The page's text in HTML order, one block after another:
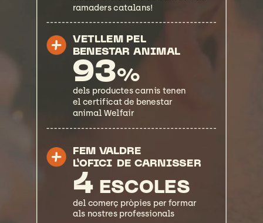
93%
4 ESCOLES
VETLLEM PEL
BENESTAR ANIMAL
FEM VALDRE
L’OFICI DE CARNISSER
ramaderscatalans!
dels productes carnis tenen
el certificatde benestar
animal Welfair
del comerç pròpies performar
als nostres professionals